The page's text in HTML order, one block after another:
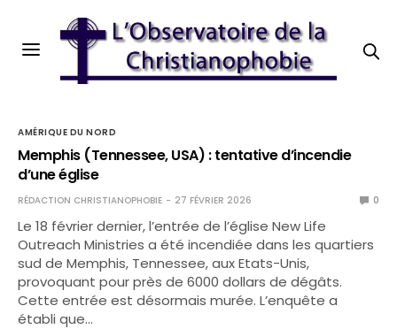
AMÉRIQUE DU NORD
Memphis (Tennessee, USA) : tentative d’incendie
d’une église
RÉDACTION CHRISTIANOPHOBIE 27 FÉVRIER 2026 0
Le 18 février dernier, l’entrée de l’église New Life
Outreach Ministries a été incendiée dans les quartiers
sud de Memphis, Tennessee, aux Etats-Unis,
provoquant pour près de 6000 dollars de dégâts.
Cette entrée est désormais murée. L’enquête a
établi que…